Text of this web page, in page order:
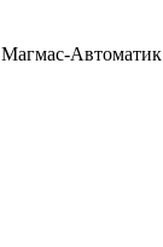
Магмас-Автоматик